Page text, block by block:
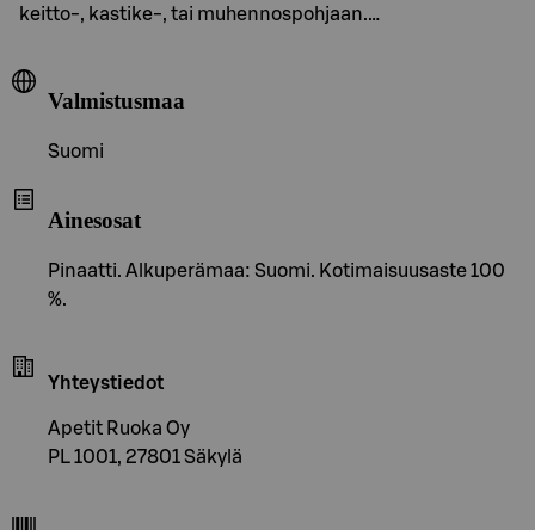
keitto-, kastike-, tai muhennospohjaan.…
Valmistusmaa
Suomi
Ainesosat
Pinaatti. Alkuperämaa: Suomi. Kotimaisuusaste 100
%.
Yhteystiedot
Apetit Ruoka Oy
PL 1001, 27801 Säkylä